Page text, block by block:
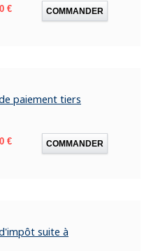
€ COMMANDER
paiement tiers
€ COMMANDER
suite à